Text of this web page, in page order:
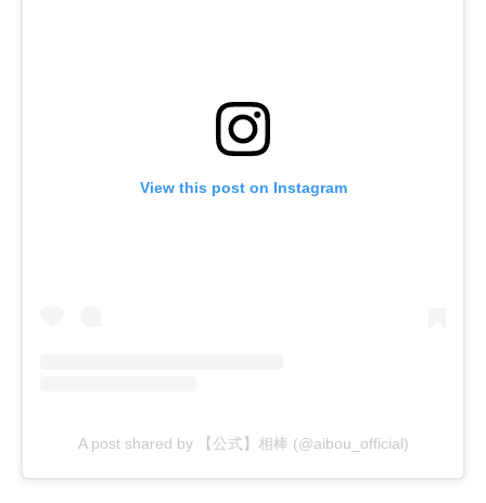
View this post on Instagram
A post shared by 【公式】相棒 (@aibou_official)